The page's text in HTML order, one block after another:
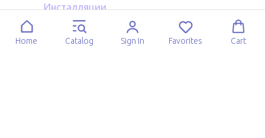
Home Catalog Sign In Favorites Cart
Инсталляции
Акриловые ванные
Полотенцесушители водяные